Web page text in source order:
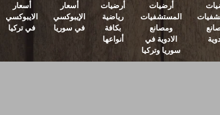
أرضيات
المستشفيات
ومصانع
الادوية في
سوريا وتركيا
أرضيات
رياضية
بكافة
أنواعها
أسعار
الإيبوكسي
في سوريا
أسعار
الايبوكسي
في تركيا